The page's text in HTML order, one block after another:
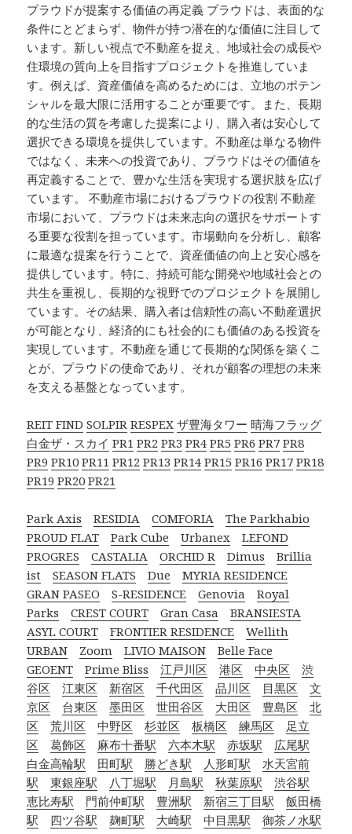
プラウドが提案する価値の再定義 プラウドは、表面的な
条件にとどまらず、物件が持つ潜在的な価値に注目して
います。新しい視点で不動産を捉え、地域社会の成長や
住環境の質向上を目指すプロジェクトを推進していま
す。例えば、資産価値を高めるためには、立地のポテン
シャルを最大限に活用することが重要です。また、長期
的な生活の質を考慮した提案により、購入者は安心して
選択できる環境を提供しています。不動産は単なる物件
ではなく、未来への投資であり、プラウドはその価値を
再定義することで、豊かな生活を実現する選択肢を広げ
ています。 不動産市場におけるプラウドの役割 不動産
市場において、プラウドは未来志向の選択をサポートす
る重要な役割を担っています。市場動向を分析し、顧客
に最適な提案を行うことで、資産価値の向上と安心感を
提供しています。特に、持続可能な開発や地域社会との
共生を重視し、長期的な視野でのプロジェクトを展開し
ています。その結果、購入者は信頼性の高い不動産選択
が可能となり、経済的にも社会的にも価値のある投資を
実現しています。不動産を通じて長期的な関係を築くこ
とが、プラウドの使命であり、それが顧客の理想の未来
を支える基盤となっています。
REIT FIND SOLPIR RESPEX ザ豊海タワー 晴海フラッグ
白金ザ・スカイ PR1 PR2 PR3 PR4 PR5 PR6 PR7 PR8
PR9 PR10 PR11 PR12 PR13 PR14 PR15 PR16 PR17 PR18
PR19 PR20 PR21
Park Axis RESIDIA COMFORIA
The Parkhabio
PROUD FLAT
Park Cube Urbanex
LEFOND
PROGRES
CASTALIA ORCHID R Dimus
Brillia
ist
SEASON FLATS Due
MYRIA RESIDENCE
GRAN PASEO
S-RESIDENCE Genovia
Royal
Parks
CREST COURT Gran Casa
BRANSIESTA
ASYL COURT
FRONTIER RESIDENCE
Wellith
URBAN
Zoom LIVIO MAISON
Belle Face
GEOENT
Prime Bliss 江戸川区 港区 中央区
渋
谷区
江東区 新宿区 千代田区 品川区 目黒区
文
京区
台東区 墨田区 世田谷区 大田区 豊島区
北
区
荒川区 中野区 杉並区 板橋区 練馬区
足立
区
葛飾区 麻布十番駅 六本木駅 赤坂駅
広尾駅
白金高輪駅
田町駅 勝どき駅 人形町駅
水天宮前
駅
東銀座駅 八丁堀駅 月島駅 秋葉原駅
渋谷駅
恵比寿駅
門前仲町駅 豊洲駅 新宿三丁目駅
飯田橋
駅
四ツ谷駅 麹町駅 大崎駅 中目黒駅 御茶ノ水駅